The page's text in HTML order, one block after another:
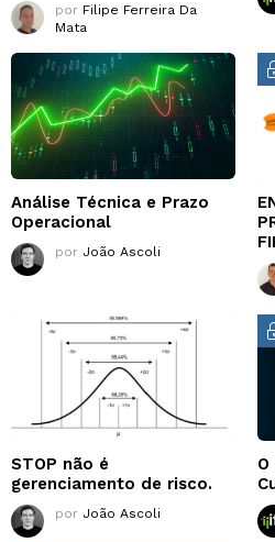
por Filipe Ferreira Da
Mata
Análise Técnica e Prazo
Operacional
por João Ascoli
STOP não é
gerenciamento de risco.
por João Ascoli